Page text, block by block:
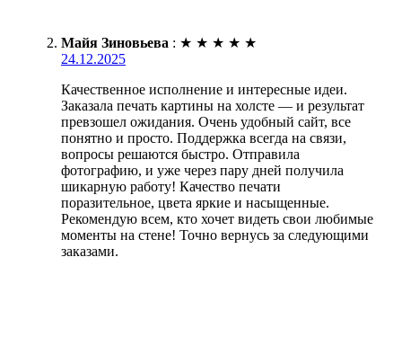
Майя Зиновьева : ★ ★ ★ ★ ★
24.12.2025
Качественное исполнение и интересные идеи.
Заказала печать картины на холсте — и результат
превзошел ожидания. Очень удобный сайт, все
понятно и просто. Поддержка всегда на связи,
вопросы решаются быстро. Отправила
фотографию, и уже через пару дней получила
шикарную работу! Качество печати
поразительное, цвета яркие и насыщенные.
Рекомендую всем, кто хочет видеть свои любимые
моменты на стене! Точно вернусь за следующими
заказами.